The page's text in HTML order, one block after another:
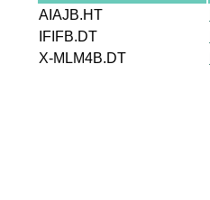
AIAJB.HT
IFIFB.DT
X-MLM4B.DT